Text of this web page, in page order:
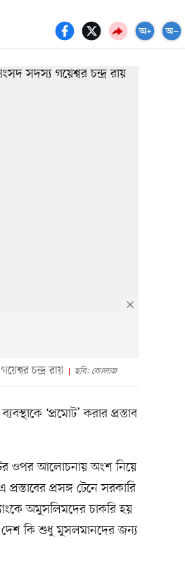
চন্দ্র রায় ছবি: কোলাজ
‘প্রমোট’ করার প্রস্তাব
ওপর আলোচনায় অংশ নিয়ে
প্রসঙ্গ টেনে সরকারি
অমুসলিমদের চাকরি হয়
দেশ কি শুধু মুসলমানদের জন্য